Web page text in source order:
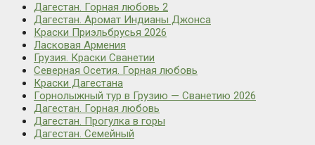
Дагестан. Горная любовь 2
Дагестан. Аромат Индианы Джонса
Краски Приэльбрусья 2026
Ласковая Армения
Грузия. Краски Сванетии
Северная Осетия. Горная любовь
Краски Дагестана
Горнолыжный тур в Грузию — Сванетию 2026
Дагестан. Горная любовь
Дагестан. Прогулка в горы
Дагестан. Семейный